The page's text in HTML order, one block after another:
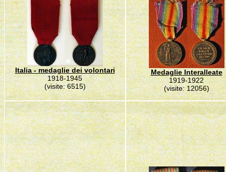
Italia - medaglie dei volontari
1918-1945
(visite: 6515)
Medaglie Interalleate
1919-1922
(visite: 12056)